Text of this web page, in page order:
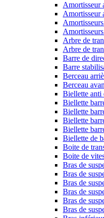
Amortisseur
Amortisseur
Arbre de
Arbre de
Barre de
Barre
Berceau
Berceau
Biellette anti
Biellette
Biellette
Biellette
Biellette
Biellette de
Boite de
Boite de
Bras de
Bras de
Bras de
Bras de
Bras de
Bras de